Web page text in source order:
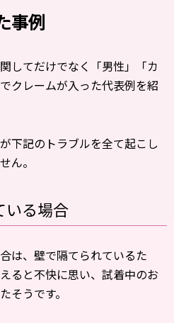
事例
してだけでなく「男性」「カ
クレームが入った代表例を紹
下記のトラブルを全て起こし
ん。
いる場合
は、壁で隔てられているた
ると不快に思い、試着中のお
そうです。